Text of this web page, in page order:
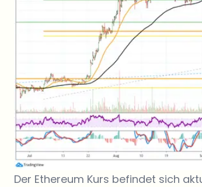
Der Ethereum Kurs befindet sich